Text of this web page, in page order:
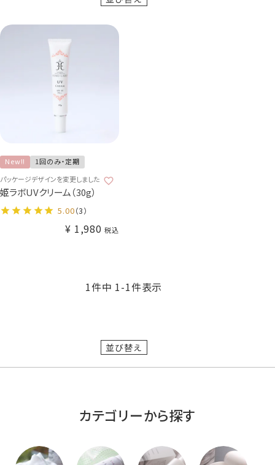
New!!
1回のみ・定期
パッケージデザインを変更しました
姫ラボUVクリーム（30g）
5.00（3）
¥ 1,980 税込
並び替え
1件中 1-1件表示
カテゴリーから探す